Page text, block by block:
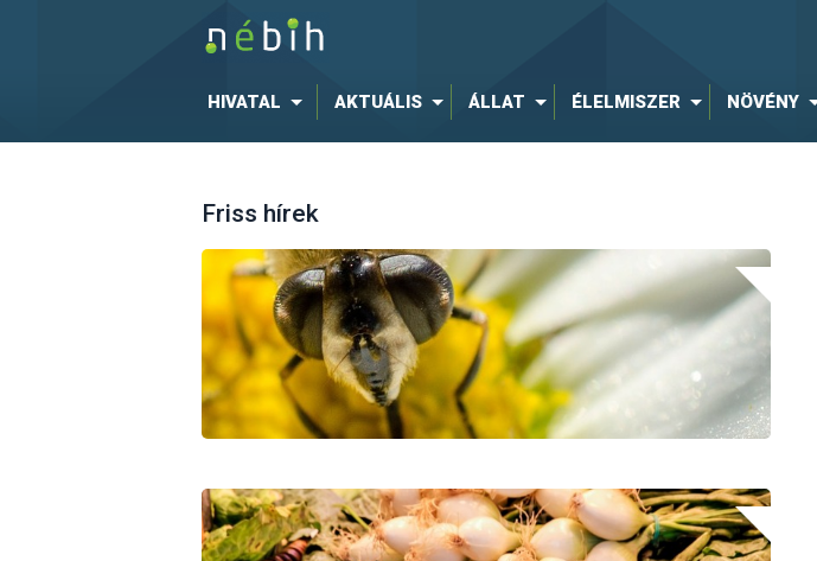
HIVATAL AKTUÁLIS ÁLLAT ÉLELMISZER NÖVÉNY
Friss hírek